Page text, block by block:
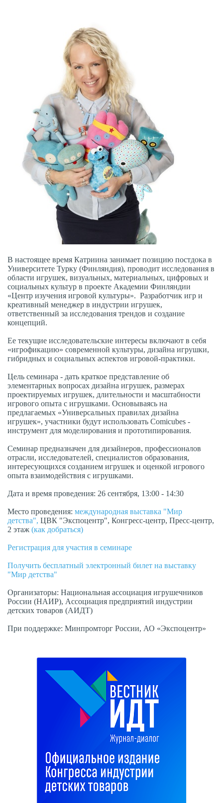
В настоящее время Катриина занимает позицию постдока в
Университете Турку (Финляндия), проводит исследования в
области игрушек, визуальных, материальных, цифровых и
социальных культур в проекте Академии Финляндии
«Центр изучения игровой культуры». Разработчик игр и
креативный менеджер в индустрии игрушек,
ответственный за исследования трендов и создание
концепций.
Ее текущие исследовательские интересы включают в себя
«игрофикацию» современной культуры, дизайна игрушки,
гибридных и социальных аспектов игровой-практики.
Цель семинара - дать краткое представление об
элементарных вопросах дизайна игрушек, размерах
проектируемых игрушек, длительности и масштабности
игрового опыта с игрушками. Основываясь на
предлагаемых «Универсальных правилах дизайна
игрушек», участники будут использовать Comicubes -
инструмент для моделирования и прототипирования.
Семинар предназначен для дизайнеров, профессионалов
отрасли, исследователей, специалистов образования,
интересующихся созданием игрушек и оценкой игрового
опыта взаимодействия с игрушками.
Дата и время проведения: 26 сентября, 13:00 - 14:30
Место проведения: международная выставка "Мир
детства", ЦВК "Экспоцентр", Конгресс-центр, Пресс-центр,
2 этаж (как добраться)
Регистрация для участия в семинаре
Получить бесплатный электронный билет на выставку
"Мир детства"
Организаторы: Национальная ассоциация игрушечников
России (НАИР), Ассоциация предприятий индустрии
детских товаров (АИДТ)
При поддержке: Минпромторг России, АО «Экспоцентр»